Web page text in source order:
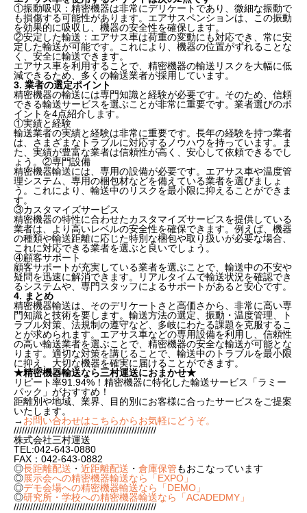
①振動吸収：精密機器は非常にデリケートであり、微細な振動で
も損傷する可能性があります。エアサスペンションは、この振動
を効果的に吸収し、機器の安全性を確保します。
②安定した輸送：エアサス車は荷重の変動にも対応でき、常に安
定した輸送が可能です。これにより、機器の位置がずれることな
く、安全に輸送できます。
エアサス車を利用することで、精密機器の輸送リスクを大幅に低
減できるため、多くの輸送業者が採用しています。
3. 業者の選定ポイント
精密機器の輸送には専門知識と経験が必要です。そのため、信頼
できる輸送サービスを選ぶことが非常に重要です。業者選びのポ
イントを4点紹介します。
①実績と経験
輸送業者の実績と経験は非常に重要です。長年の経験を持つ業者
は、さまざまなトラブルに対応するノウハウを持っています。ま
た、実績が豊富な業者は信頼性が高く、安心して依頼できるでし
ょう。②専門設備
精密機器輸送には、専用の設備が必要です。エアサス車や温度管
理システム、専用の梱包材などを備えている業者を選びましょ
う。これにより、輸送中のリスクを最小限に抑えることができま
す。
③カスタマイズサービス
精密機器の特性に合わせたカスタマイズサービスを提供している
業者は、より高いレベルの安全性を確保できます。例えば、機器
の種類や輸送距離に応じた特別な梱包や取り扱いが必要な場合、
これに対応できる業者を選ぶと良いでしょう。
④顧客サポート
顧客サポートが充実している業者を選ぶことで、輸送中の不安や
疑問を迅速に解消できます。リアルタイムで輸送状況を確認でき
るシステムや、専門スタッフによるサポートがあると安心です。
4. まとめ
精密機器輸送は、そのデリケートさと高価さから、非常に高い専
門知識と技術を要します。輸送方法の選定、振動・温度管理、ト
ラブル対策、法規制の遵守など、多岐にわたる課題を克服するこ
とが求められます。エアサス車などの専用設備を利用し、信頼性
の高い輸送業者を選ぶことで、精密機器の安全な輸送が可能とな
ります。適切な対策を講じることで、輸送中のトラブルを最小限
に抑え、大切な機器を確実に届けることができます。
★精密機器輸送なら三村運送におまかせ★
リピート率91.94%！精密機器に特化した輸送サービス「ラミー
パック」がおすすめ！
距離別や地域、業界、目的別にお客様に合ったサービスをご提案
いたします。
→ お問い合わせはこちらからお気軽にどうぞ。
////////////////////////////////////////////////////
株式会社三村運送
TEL:042-643-0880
FAX：042-643-0882
◎長距離配送 ・ 近距離配送 ・ 倉庫保管もおこなっています
◎展示会への精密機器輸送なら「EXPO」
◎デモ会場への精密機器輸送なら「DEMO」
◎研究所・学校への精密機器輸送なら「ACADEDMY」
////////////////////////////////////////////////////